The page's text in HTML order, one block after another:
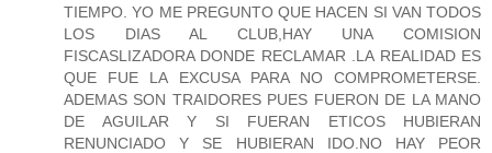
TIEMPO. YO ME PREGUNTO QUE HACEN SI VAN TODOS
LOS DIAS AL CLUB,HAY UNA COMISION
FISCASLIZADORA DONDE RECLAMAR .LA REALIDAD ES
QUE FUE LA EXCUSA PARA NO COMPROMETERSE.
ADEMAS SON TRAIDORES PUES FUERON DE LA MANO
DE AGUILAR Y SI FUERAN ETICOS HUBIERAN
RENUNCIADO Y SE HUBIERAN IDO.NO HAY PEOR